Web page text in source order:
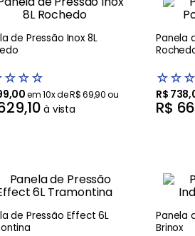
de Pressão Inox 8L
☆☆☆
,00em10x deR$69,90ou
,10 à vista
Panela
☆☆☆
R$ 738,
R$
de Pressão Effect 6L
Panela
Brinox